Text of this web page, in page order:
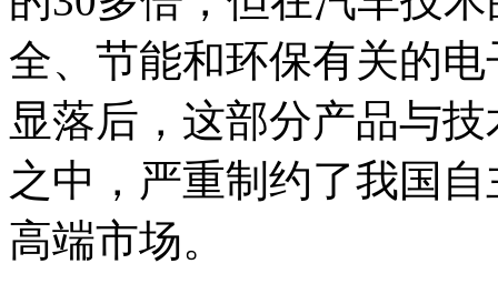
全、节能和环保有关的
显落后，这部分产品与
之中，严重制约了我国
高端市场。